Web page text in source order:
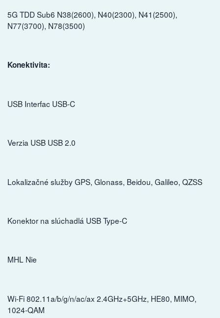
5G TDD Sub6 N38(2600), N40(2300), N41(2500),
N77(3700), N78(3500)
Konektivita:
USB Interfac USB-C
Verzia USB USB 2.0
Lokalizačné služby GPS, Glonass, Beidou, Galileo, QZSS
Konektor na slúchadlá USB Type-C
MHL Nie
Wi-Fi 802.11a/b/g/n/ac/ax 2.4GHz+5GHz, HE80, MIMO,
1024-QAM